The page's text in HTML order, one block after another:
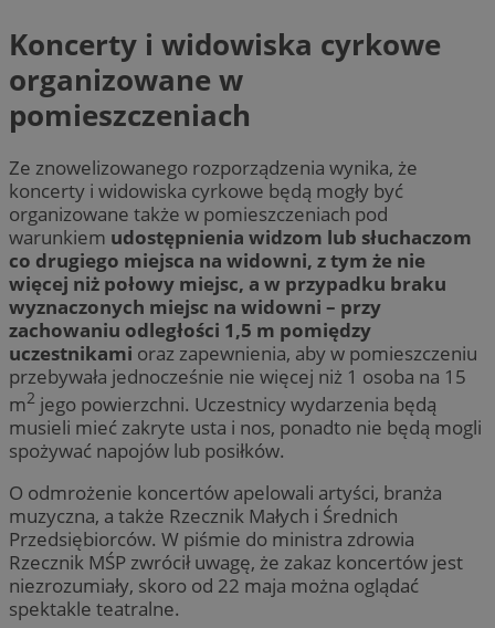
Koncerty i widowiska cyrkowe
organizowane w
pomieszczeniach
Ze znowelizowanego rozporządzenia wynika, że
koncerty i widowiska cyrkowe będą mogły być
organizowane także w pomieszczeniach pod
warunkiem udostępnienia widzom lub słuchaczom
co drugiego miejsca na widowni, z tym że nie
więcej niż połowy miejsc, a w przypadku braku
wyznaczonych miejsc na widowni – przy
zachowaniu odległości 1,5 m pomiędzy
uczestnikami oraz zapewnienia, aby w pomieszczeniu
przebywała jednocześnie nie więcej niż 1 osoba na 15
m2 jego powierzchni. Uczestnicy wydarzenia będą
musieli mieć zakryte usta i nos, ponadto nie będą mogli
spożywać napojów lub posiłków.
O odmrożenie koncertów apelowali artyści, branża
muzyczna, a także Rzecznik Małych i Średnich
Przedsiębiorców. W piśmie do ministra zdrowia
Rzecznik MŚP zwrócił uwagę, że zakaz koncertów jest
niezrozumiały, skoro od 22 maja można oglądać
spektakle teatralne.